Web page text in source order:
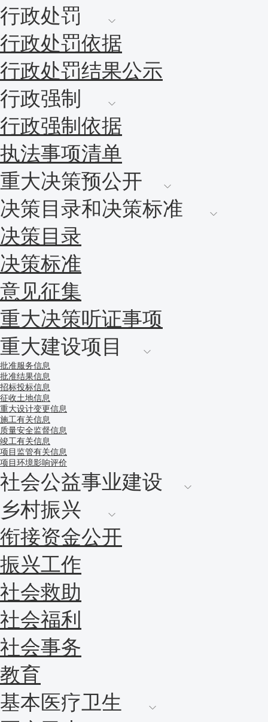
行政处罚
行政处罚依据
行政处罚结果公示
行政强制
行政强制依据
执法事项清单
重大决策预公开
决策目录和决策标准
决策目录
决策标准
意见征集
重大决策听证事项
重大建设项目
批准服务信息
批准结果信息
招标投标信息
征收土地信息
重大设计变更信息
施工有关信息
质量安全监督信息
竣工有关信息
项目监管有关信息
项目环境影响评价
社会公益事业建设
乡村振兴
衔接资金公开
振兴工作
社会救助
社会福利
社会事务
教育
基本医疗卫生